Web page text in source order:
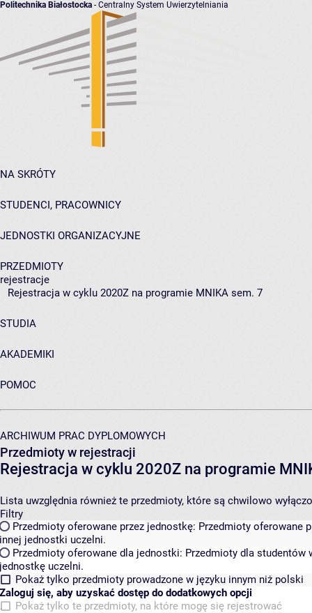
Politechnika Białostocka - Centralny System Uwierzytelniania
NA SKRÓTY
STUDENCI, PRACOWNICY
JEDNOSTKI ORGANIZACYJNE
PRZEDMIOTY
rejestracje
Rejestracja w cyklu 2020Z na programie MNIKA sem. 7
STUDIA
AKADEMIKI
POMOC
ARCHIWUM PRAC DYPLOMOWYCH
Przedmioty w rejestracji
Rejestracja w cyklu 2020Z na programie
Lista uwzględnia również te przedmioty, które są chwilowo
Filtry
Przedmioty oferowane przez jednostkę: Przedmioty oferowane
innej jednostki uczelni.
Przedmioty oferowane dla jednostki: Przedmioty dla studentów
jednostkę uczelni.
Pokaż tylko przedmioty prowadzone w języku innym niż polski
Zaloguj się, aby uzyskać dostęp do dodatkowych opcji
Pokaż tylko te przedmioty, na które mogę się rejestrować